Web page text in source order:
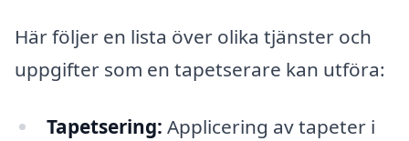
Här följer en lista över olika tjänster och
uppgifter som en tapetserare kan utföra:
Tapetsering: Applicering av tapeter i